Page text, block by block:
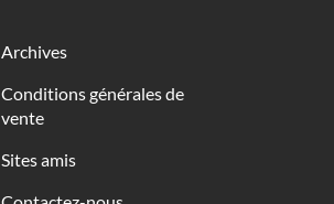
Archives
Conditions générales de
vente
Sites amis